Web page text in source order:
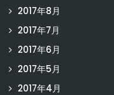
2017年8月
2017年7月
2017年6月
2017年5月
2017年4月